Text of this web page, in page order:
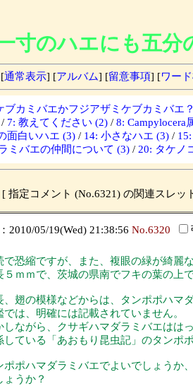
寸のハエにも五分
通常表示] [アルバム] [留意事項] [ワー
ブカミバエかフジアザミケブカミバエ
/ 7: 教えてください (2) / 8: Campylocera
面白いハエ (3) / 14: 小さなハエ (3) /
ミバエの仲間について (3) / 20: タケノ
[ 指定コメント (No.6321) の関連スレッ
2010/05/19(Wed) 21:38:56 No.6320
で恐縮ですが、また、複眼の緑が綺麗
５ｍｍで、茨城の県南でフキの葉の上
、翅の模様などからは、タンポポハマ
では、明確には記載されていません。
しながら、クサギハマダラミバエはは
している「あおもり昆虫記」のタンポ
ポポハマダラミバエでよいでしょうか
ょうか？